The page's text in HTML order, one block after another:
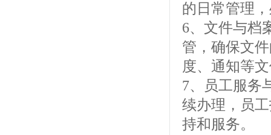
的日常管理
6、文件与档
管，确保文
度、通知等
7、员工服务
续办理，员
持和服务。